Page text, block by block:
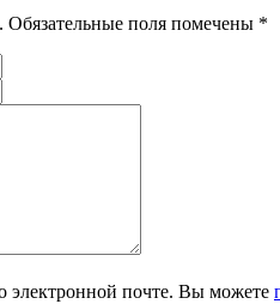
Обязательные поля помечены *
электронной почте. Вы можете